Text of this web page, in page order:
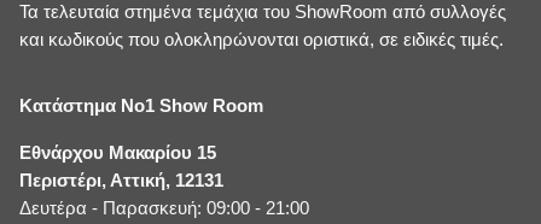
Τα τελευταία στημένα τεμάχια του ShowRoom από συλλογές
και κωδικούς που ολοκληρώνονται οριστικά, σε ειδικές τιμές.
Κατάστημα No1 Show Room
Εθνάρχου Μακαρίου 15
Περιστέρι, Αττική, 12131
Δευτέρα - Παρασκευή: 09:00 - 21:00